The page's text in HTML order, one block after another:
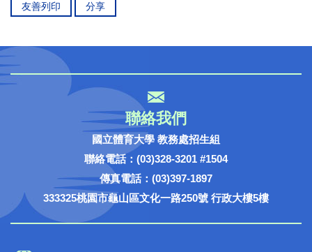
友善列印 分享
聯絡我們
國立體育大學 教務處招生組
聯絡電話：(03)328-3201 #1504
傳真電話：(03)397-1897
333325桃園市龜山區文化一路250號 行政大樓5樓